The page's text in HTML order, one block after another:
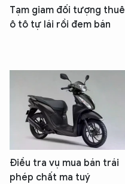
Tạm giam đối tượng thuê
ô tô tự lái rồi đem bán
Điều tra vụ mua bán trái
phép chất ma tuý